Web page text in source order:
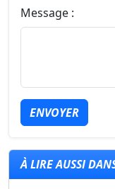
Message :
ENVOYER
À LIRE AUSSI